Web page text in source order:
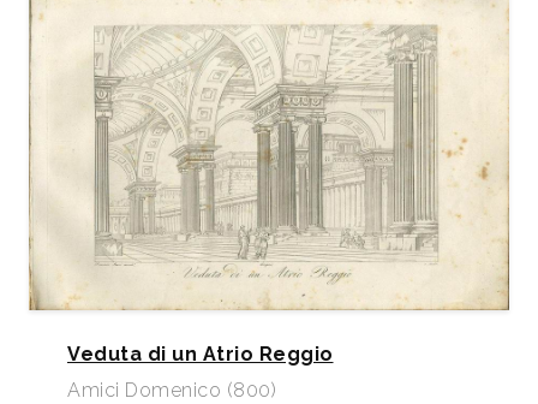
Veduta di un Atrio Reggio
Amici Domenico (800)